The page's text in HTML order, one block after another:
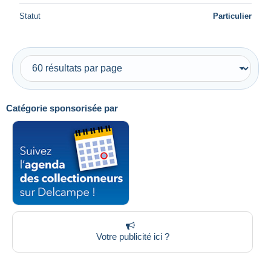
Catégorie sponsorisée par
Votre publicité ici ?
Statut Particulier